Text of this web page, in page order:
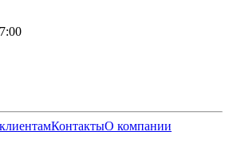
КонтактыО компании